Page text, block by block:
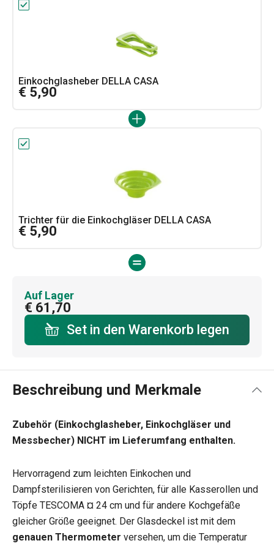
Einkochglasheber DELLA CASA
€ 5,90
Trichter für die Einkochgläser DELLA CASA
€ 5,90
Auf Lager
€ 61,70
Set in den Warenkorb legen
Beschreibung und Merkmale
Zubehör (Einkochglasheber, Einkochgläser und
Messbecher) NICHT im Lieferumfang enthalten.
Hervorragend zum leichten Einkochen und
Dampfsterilisieren von Gerichten, für alle Kasserollen und
Töpfe TESCOMA ¤ 24 cm und für andere Kochgefäße
gleicher Größe geeignet. Der Glasdeckel ist mit dem
genauen Thermometer versehen, um die Temperatur